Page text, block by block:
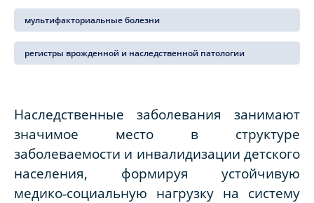
мультифакториальные болезни
регистры врожденной и наследственной патологии
Наследственные заболевания занимают
значимое место в структуре
заболеваемости и инвалидизации детского
населения, формируя устойчивую
медико‑социальную нагрузку на систему